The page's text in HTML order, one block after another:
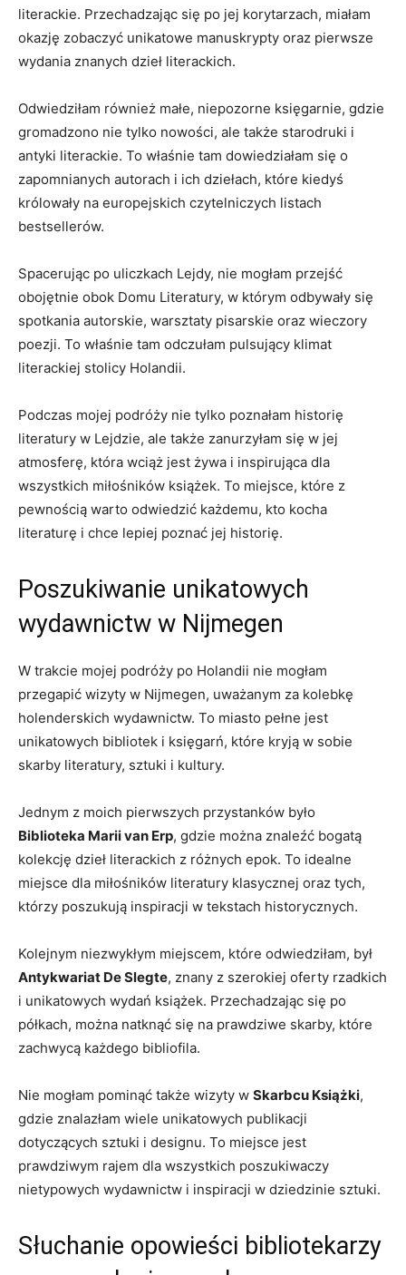
literackie. Przechadzając się po jej korytarzach, miałam
okazję‍ zobaczyć unikatowe manuskrypty oraz pierwsze
wydania​ znanych dzieł literackich.
Odwiedziłam również małe, niepozorne księgarnie, gdzie
gromadzono nie tylko⁤ nowości, ale ⁢także ‍starodruki i
antyki literackie.⁣ To ‍właśnie tam ‍dowiedziałam się ⁤o
zapomnianych autorach i ich ⁢dziełach, które ⁣kiedyś
królowały na europejskich czytelniczych listach
bestsellerów.
Spacerując po uliczkach Lejdy, nie mogłam przejść
obojętnie obok Domu Literatury, w którym odbywały się‌
spotkania autorskie, ‌warsztaty pisarskie ⁤oraz wieczory​
poezji. To właśnie tam odczułam pulsujący klimat
literackiej stolicy Holandii.
Podczas mojej podróży nie ⁣tylko poznałam historię⁢
literatury w ⁢Lejdzie, ale​ także zanurzyłam się w jej
atmosferę, która wciąż jest⁢ żywa i inspirująca dla
‍wszystkich miłośników⁢ książek. To miejsce, ​które z
pewnością warto odwiedzić każdemu, kto kocha
literaturę‌ i ⁤chce ​lepiej⁣ poznać⁤ jej historię.
Poszukiwanie unikatowych
wydawnictw w Nijmegen
W trakcie mojej ​podróży po Holandii ⁢nie⁢ mogłam
przegapić wizyty w Nijmegen, uważanym za ⁤kolebkę​
holenderskich wydawnictw. ⁤To ⁤miasto pełne jest⁢
unikatowych bibliotek i księgarń, ⁢które kryją w​ sobie
skarby literatury, sztuki⁤ i kultury.
Jednym z‌ moich‍ pierwszych przystanków było ⁢
Biblioteka Marii van⁣ Erp, gdzie można znaleźć bogatą
kolekcję dzieł literackich z ⁢różnych epok. To idealne
miejsce dla miłośników literatury klasycznej oraz tych,
którzy ‍poszukują inspiracji w tekstach historycznych.
Kolejnym‌ niezwykłym miejscem, które odwiedziłam, był
Antykwariat‍ De⁣ Slegte, znany z szerokiej oferty⁢ rzadkich
i unikatowych wydań książek. ⁢Przechadzając się po
półkach, można natknąć się na ⁤prawdziwe skarby, które
zachwycą‍ każdego bibliofila.
Nie mogłam pominąć także ‍wizyty w Skarbcu Książki,‌
gdzie⁤ znalazłam wiele unikatowych⁣ publikacji
⁢dotyczących ‌sztuki i designu. To miejsce jest‌
prawdziwym⁢ rajem⁤ dla wszystkich poszukiwaczy‌
nietypowych wydawnictw i ⁣inspiracji ​w dziedzinie sztuki.
Słuchanie opowieści bibliotekarzy